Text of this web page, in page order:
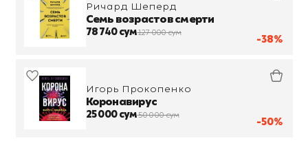
-38%
Ричард Шеперд
Семь возрастов смерти
78 740 сум127 000 сум
-50%
Игорь Прокопенко
Коронавирус
25 000 сум50 000 сум